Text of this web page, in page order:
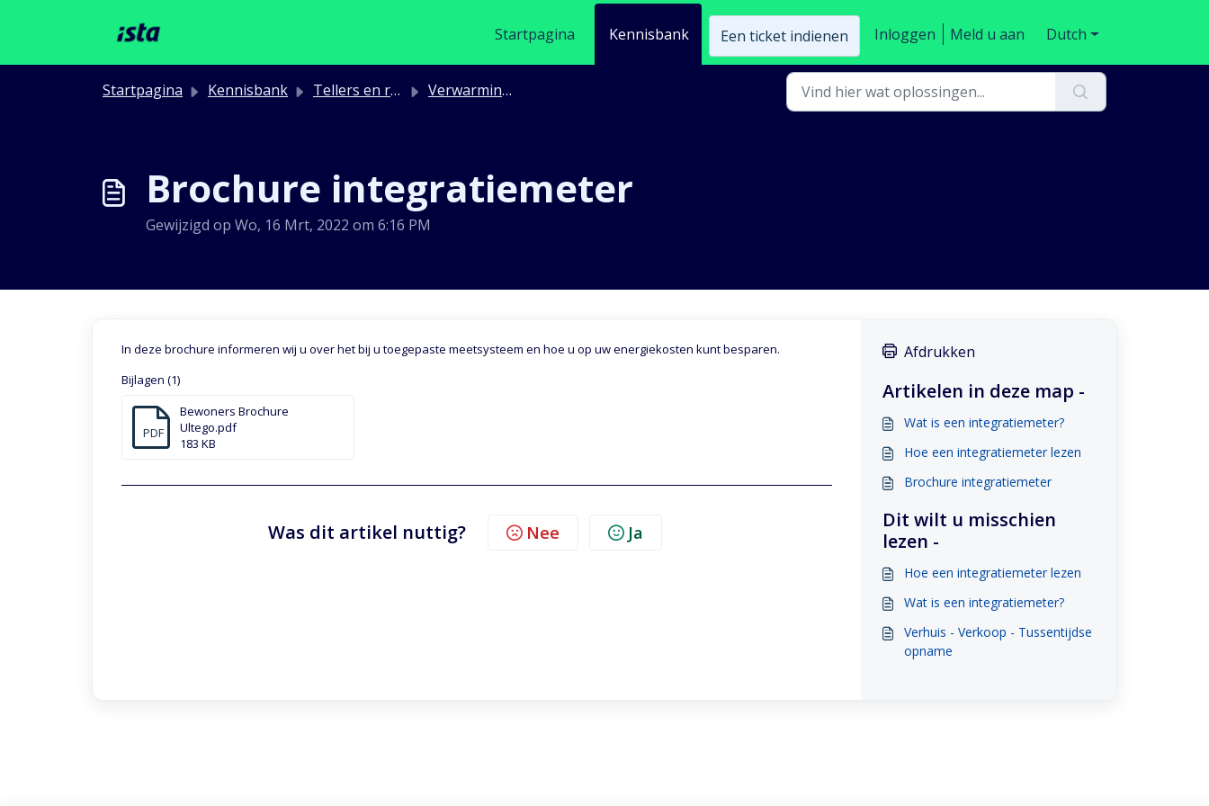
Startpagina
Kennisbank Een ticket indienen Inloggen Meld u aan Dutch
Startpagina Kennisbank Tellers en radiotechnologie Verwarming - Integratiemeter (energiemeter)
Brochure integratiemeter
Gewijzigd op Wo, 16 Mrt, 2022 om 6:16 PM
In deze brochure informeren wij u over het bij u toegepaste meetsysteem en hoe u op uw energiekosten kunt besparen.
Bijlagen (1)
PDF
Bewoners Brochure
Ultego.pdf
183 KB
Was dit artikel nuttig? Nee Ja
Afdrukken
Artikelen in deze map -
Wat is een integratiemeter?
Hoe een integratiemeter lezen
Brochure integratiemeter
Dit wilt u misschien
lezen -
Hoe een integratiemeter lezen
Wat is een integratiemeter?
Verhuis - Verkoop - Tussentijdse
opname